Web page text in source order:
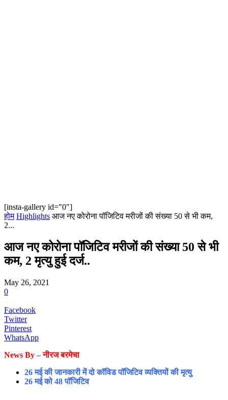
[insta-gallery id="0"]
होम Highlights आज नए कोरोना पॉजिटिव मरीजों की संख्या 50 से भी कम,
2...
आज नए कोरोना पॉजिटिव मरीजों की संख्या 50 से भी
कम, 2 मृत्यु हुई दर्ज..
May 26, 2021
0
Facebook
Twitter
Pinterest
WhatsApp
News By – नीरज बरमेचा
26 मई की जानकारी में दो कॉविड पॉजिटिव व्यक्तियों की मृत्यु
26 मई को 48 पॉजिटिव